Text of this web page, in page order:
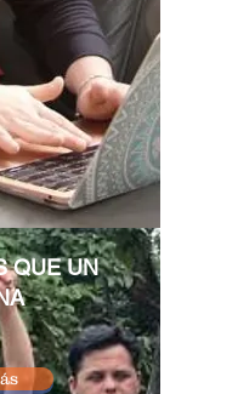
QUE UN